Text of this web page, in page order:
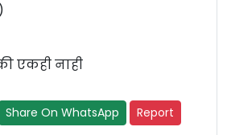
एकही नाही
Share On WhatsApp Report